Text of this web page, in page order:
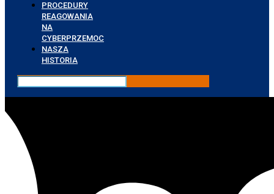
PROCEDURY
REAGOWANIA
NA
CYBERPRZEMOC
NASZA
HISTORIA